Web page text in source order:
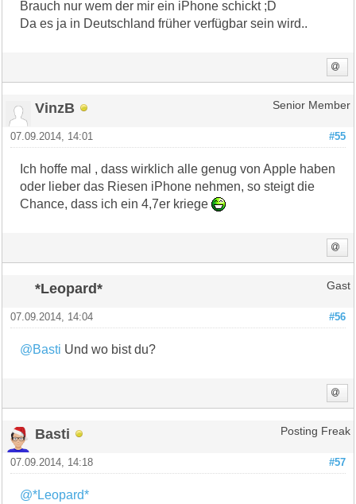
Brauch nur wem der mir ein iPhone schickt ;D
Da es ja in Deutschland früher verfügbar sein wird..
VinzB Senior Member
#55
07.09.2014, 14:01
Ich hoffe mal , dass wirklich alle genug von Apple haben
oder lieber das Riesen iPhone nehmen, so steigt die
Chance, dass ich ein 4,7er kriege
*Leopard* Gast
#56
07.09.2014, 14:04
@Basti Und wo bist du?
Basti Posting Freak
#57
07.09.2014, 14:18
@*Leopard*